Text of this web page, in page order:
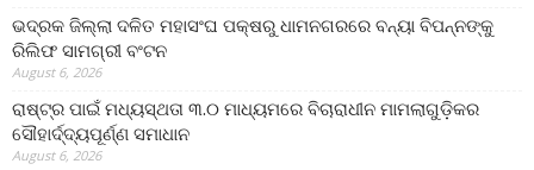
ଭଦ୍ରକ ଜିଲ୍ଲା ଦଳିତ ମହାସଂଘ ପକ୍ଷରୁ ଧାମନଗରରେ ବନ୍ୟା ବିପନ୍ନଙ୍କୁ
ରିଲିଫ ସାମଗ୍ରୀ ବଂଟନ
August 6, 2026
ରାଷ୍ଟ୍ର ପାଇଁ ମଧ୍ୟସ୍ଥତା ୩.୦ ମାଧ୍ୟମରେ ବିଚାରାଧୀନ ମାମଲାଗୁଡ଼ିକର
ସୌହାର୍ଦ୍ଦ୍ୟପୂର୍ଣ୍ଣ ସମାଧାନ
August 6, 2026